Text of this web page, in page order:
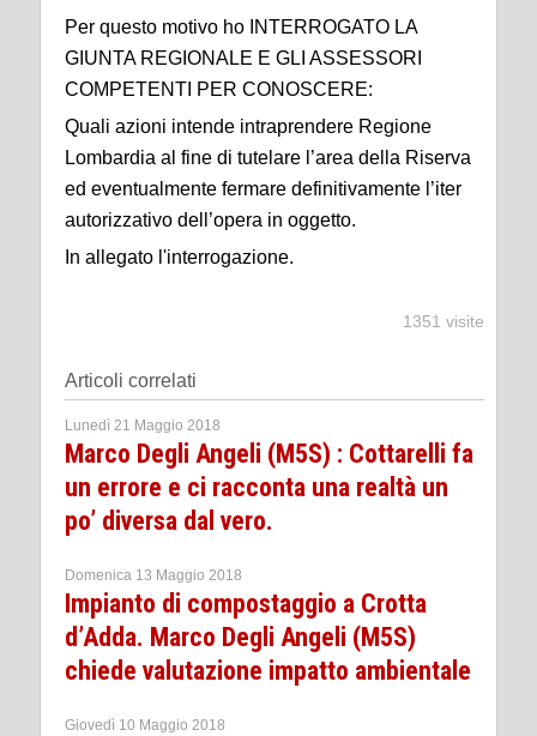
Per questo motivo ho INTERROGATO LA
GIUNTA REGIONALE E GLI ASSESSORI
COMPETENTI PER CONOSCERE:
Quali azioni intende intraprendere Regione
Lombardia al fine di tutelare l’area della Riserva
ed eventualmente fermare definitivamente l’iter
autorizzativo dell’opera in oggetto.
In allegato l'interrogazione.
1351 visite
Articoli correlati
Lunedì 21 Maggio 2018
Marco Degli Angeli (M5S) : Cottarelli fa
un errore e ci racconta una realtà un
po’ diversa dal vero.
Domenica 13 Maggio 2018
Impianto di compostaggio a Crotta
d’Adda. Marco Degli Angeli (M5S)
chiede valutazione impatto ambientale
Giovedì 10 Maggio 2018